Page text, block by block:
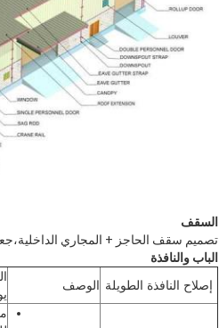
السقف
تصميم سقف الحاجز + المجاري
الباب والنافذة
إصلاح النافذة الطويلة الوصف